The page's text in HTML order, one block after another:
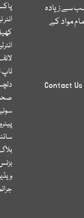
سے زیادہ
مواد کے
Contact Us
ٹاپ